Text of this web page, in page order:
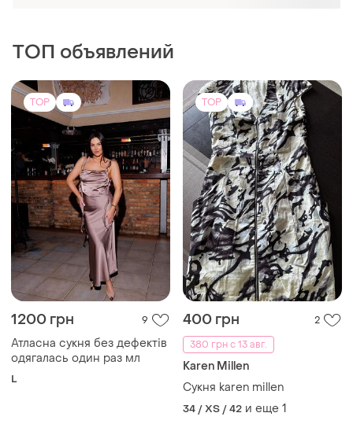
1200 грн 9
Атласна сукня без дефектів
одягалась один раз мл
400 грн
2
380 грн с 13 авг.
Karen Millen
Сукня karen millen
34 / XS / 42